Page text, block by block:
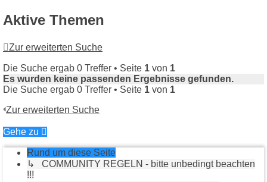
Aktive Themen
Zur erweiterten Suche
Die Suche ergab 0 Treffer • Seite 1 von 1
Es wurden keine passenden Ergebnisse gefunden.
Die Suche ergab 0 Treffer • Seite 1 von 1
Zur erweiterten Suche
Gehe zu
Rund um diese Seite
↳ COMMUNITY REGELN - bitte unbedingt beachten
!!!